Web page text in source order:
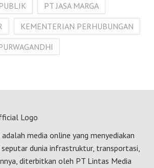
PT JASA MARGA
KEMENTERIAN PERHUBUNGAN
adalah media online yang menyediakan
dunia infrastruktur, transportasi,
diterbitkan oleh PT Lintas Media